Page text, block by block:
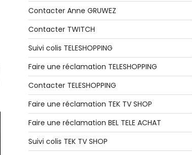
Contacter Anne GRUWEZ
Contacter TWITCH
Suivi colis TELESHOPPING
Faire une réclamation TELESHOPPING
Contacter TELESHOPPING
Faire une réclamation TEK TV SHOP
Faire une réclamation BEL TELE ACHAT
Suivi colis TEK TV SHOP